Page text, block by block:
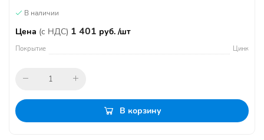
В наличии
Цена (с НДС) 1 401 руб. /шт
Покрытие Цинк
В корзину